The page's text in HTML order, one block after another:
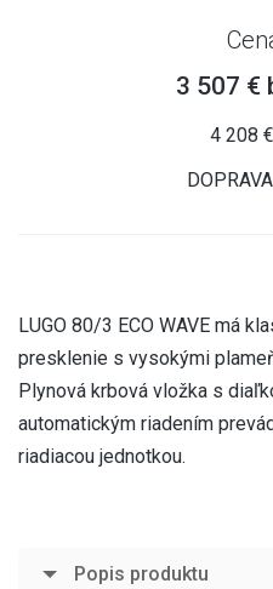
3 507 €
4 208
LUGO 80/3 ECO WAVE má
presklenie s vysokými
Plynová krbová vložka s
automatickým riadením
riadiacou jednotkou.
Popis produktu